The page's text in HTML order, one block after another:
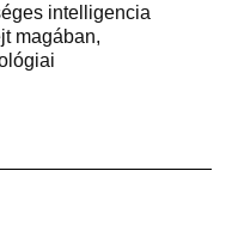
intelligencia
magában,